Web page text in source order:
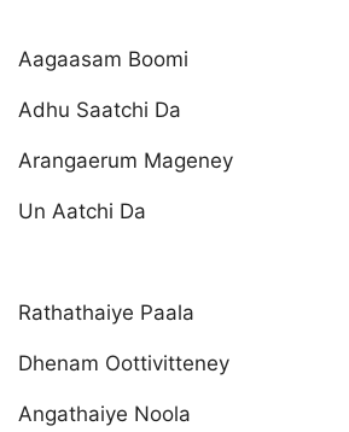
Aagaasam Boomi
Adhu Saatchi Da
Arangaerum Mageney
Un Aatchi Da
Rathathaiye Paala
Dhenam Oottivitteney
Angathaiye Noola